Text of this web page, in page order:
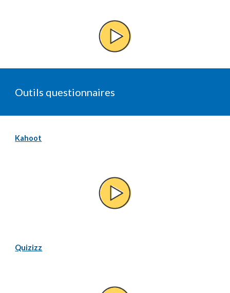
Outils questionnaires
Kahoot
Quizizz